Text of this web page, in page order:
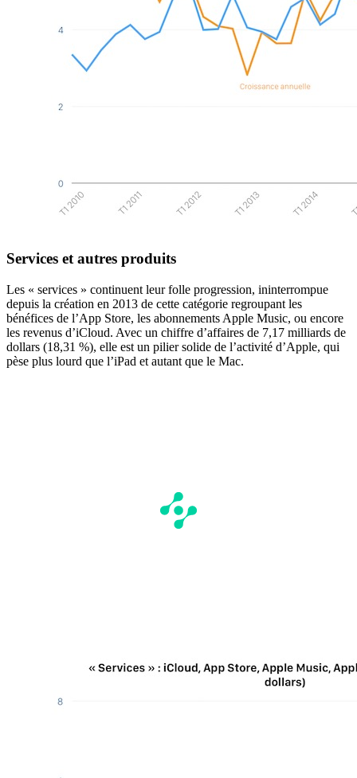
Services et autres produits
Les « services » continuent leur folle progression, ininterrompue
depuis la création en 2013 de cette catégorie regroupant les
bénéfices de l’App Store, les abonnements Apple Music, ou encore
les revenus d’iCloud. Avec un chiffre d’affaires de 7,17 milliards de
dollars (18,31 %), elle est un pilier solide de l’activité d’Apple, qui
pèse plus lourd que l’iPad et autant que le Mac.